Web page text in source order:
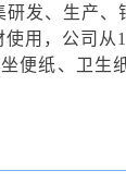
发、生产
用，公司
便纸、卫